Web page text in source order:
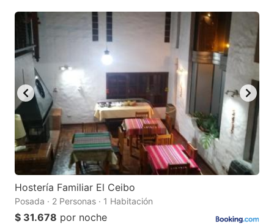
key
to
the
keyboard
shortcuts
for
changing
dates.
key
to
get
the
keyboard
shortcuts
for
changing
dates.
Hostería Familiar El Ceibo
Posada · 2 Personas · 1 Habitación
$ 31.678 por noche